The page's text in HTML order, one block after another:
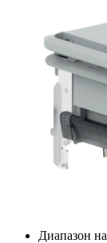
Диапазон